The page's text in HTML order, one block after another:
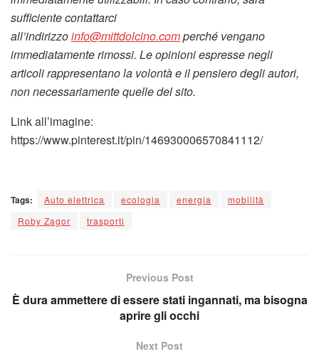
sufficiente contattarci
all’indirizzoinfo@mittdolcino.comperché vengano
immediatamente rimossi. Le opinioni espresse negli
articoli rappresentano la volontà e il pensiero degli autori,
non necessariamente quelle del sito.
Link all’imagine:
https://www.pinterest.it/pin/146930006570841112/
Tags: Auto elettrica ecologia energia
mobilità
Roby Zagor
trasporti
Previous Post
È dura ammettere di essere stati ingannati, ma bisogna
aprire gli occhi
Next Post